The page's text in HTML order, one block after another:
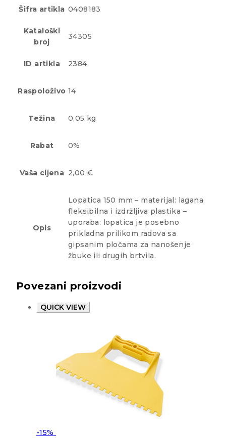
Šifra artikla 0408183
Kataloški
broj
34305
ID artikla 2384
Raspoloživo 14
Težina 0,05 kg
Rabat 0%
Vaša cijena 2,00 €
Opis
Lopatica 150 mm – materijal: lagana,
fleksibilna i izdržljiva plastika –
uporaba: lopatica je posebno
prikladna prilikom radova sa
gipsanim pločama za nanošenje
žbuke ili drugih brtvila.
Povezani proizvodi
QUICK VIEW
-15%